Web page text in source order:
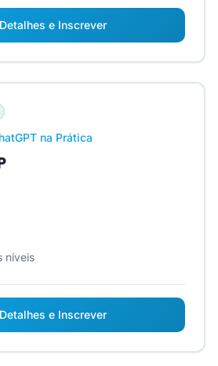
e Inscrever
na Prática
níveis
e Inscrever